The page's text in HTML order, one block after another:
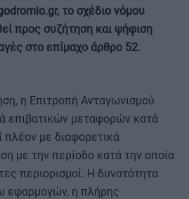
το σχέδιο νόμου
προς συζήτηση και ψήφιση
στο επίμαχο άρθρο 52.
η Επιτροπή Ανταγωνισμού
επιβατικών μεταφορών κατά
πλέον με διαφορετικά
με την περίοδο κατά την οποία
περιορισμοί. Η δυνατότητα
εφαρμογών, η πλήρης